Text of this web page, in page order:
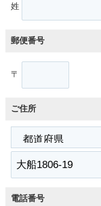
姓
郵便番号
〒
ご住所
電話番号